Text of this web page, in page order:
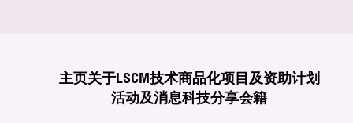
主页关于LSCM技术商品化项目及资助计划
活动及消息科技分享会籍